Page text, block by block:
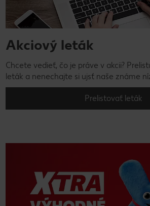
Akciový leták
Chcete vedieť, čo je práve v akcii?
leták a nenechajte si ujsť naše známe
Prelistovať leták